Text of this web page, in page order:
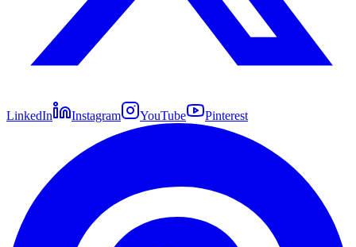
LinkedIn Instagram YouTube Pinterest